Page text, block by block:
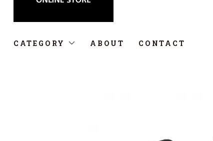
CATEGORY ABOUT CONTACT